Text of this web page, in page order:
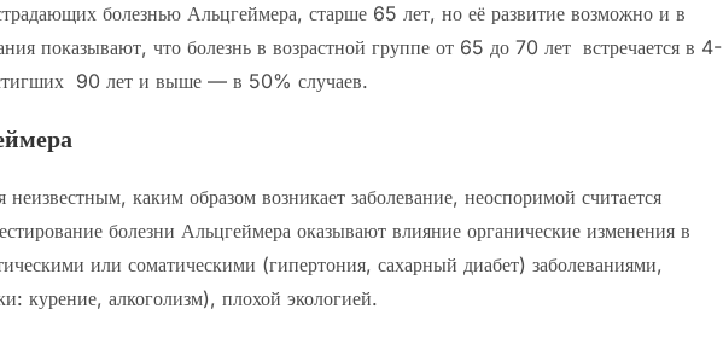
болезнью Альцгеймера, старше 65 лет, но её развитие возможно и в
показывают, что болезнь в возрастной группе от 65 до 70 лет встречается в 4-
90 лет и выше — в 50% случаев.
неизвестным, каким образом возникает заболевание, неоспоримой считается
болезни Альцгеймера оказывают влияние органические изменения в
или соматическими (гипертония, сахарный диабет) заболеваниями,
курение, алкоголизм), плохой экологией.